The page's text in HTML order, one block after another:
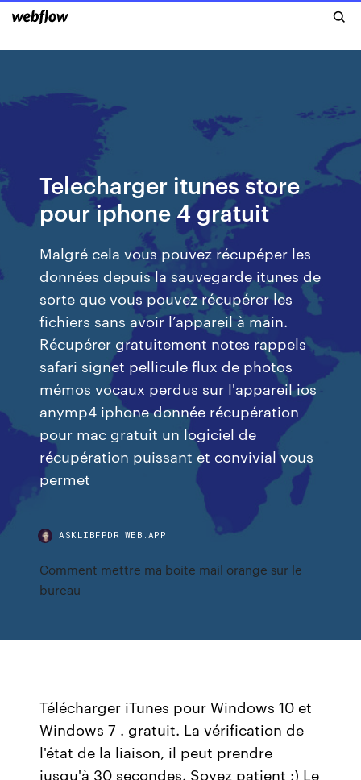
Telecharger itunes store
pour iphone 4 gratuit
Malgré cela vous pouvez récupéper les
données depuis la sauvegarde itunes de
sorte que vous pouvez récupérer les
fichiers sans avoir l’appareil à main.
Récupérer gratuitement notes rappels
safari signet pellicule flux de photos
mémos vocaux perdus sur l'appareil ios
anymp4 iphone donnée récupération
pour mac gratuit un logiciel de
récupération puissant et convivial vous
permet
ASKLIBFPDR.WEB.APP
Comment mettre ma boite mail orange sur le
bureau
Télécharger iTunes pour Windows 10 et
Windows 7 . gratuit. La vérification de
l'état de la liaison, il peut prendre
jusqu'à 30 secondes. Soyez patient :) Le